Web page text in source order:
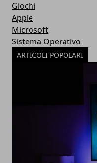
Giochi
Apple
Microsoft
Sistema Operativo
ARTICOLI POPOLARI